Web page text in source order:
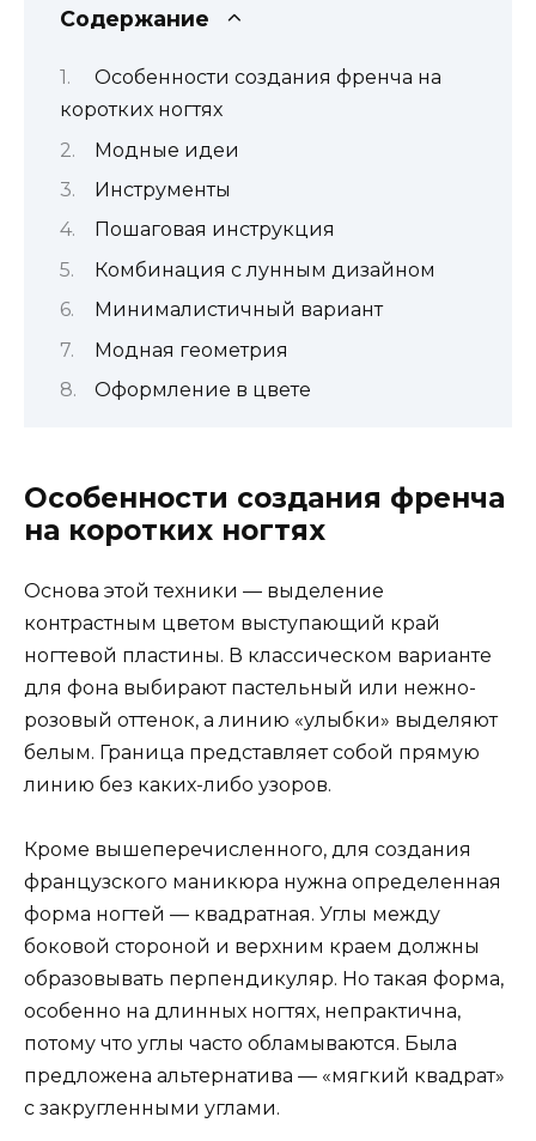
Содержание
Особенности создания френча на
коротких ногтях
Модные идеи
Инструменты
Пошаговая инструкция
Комбинация с лунным дизайном
Минималистичный вариант
Модная геометрия
Оформление в цвете
Особенности создания френча
на коротких ногтях
Основа этой техники — выделение
контрастным цветом выступающий край
ногтевой пластины. В классическом варианте
для фона выбирают пастельный или нежно-
розовый оттенок, а линию «улыбки» выделяют
белым. Граница представляет собой прямую
линию без каких-либо узоров.
Кроме вышеперечисленного, для создания
французского маникюра нужна определенная
форма ногтей — квадратная. Углы между
боковой стороной и верхним краем должны
образовывать перпендикуляр. Но такая форма,
особенно на длинных ногтях, непрактична,
потому что углы часто обламываются. Была
предложена альтернатива — «мягкий квадрат»
с закругленными углами.